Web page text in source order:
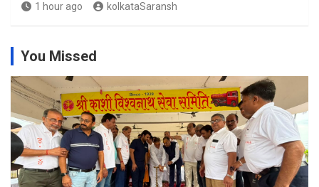
1 hour ago kolkataSaransh
You Missed